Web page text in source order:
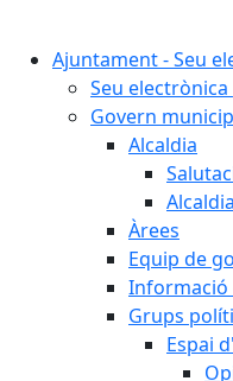
Ajuntament - Seu
Seu electrònica
Govern
Alcaldia
Àrees
Equip de
Informació
Grups
Espai